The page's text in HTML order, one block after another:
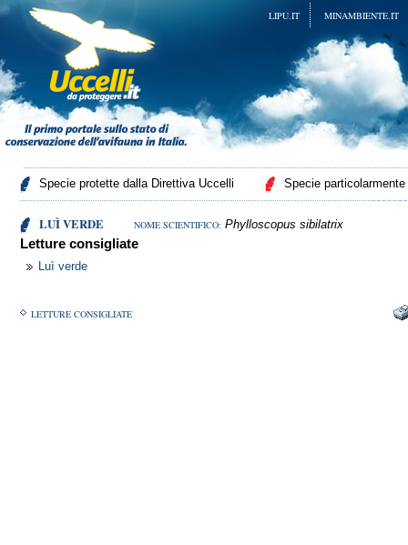
MINAMBIENTE.IT
LIPU.IT
Specie protette dalla Direttiva Uccelli Specie
LUÌ VERDE NOME SCIENTIFICO: Phylloscopus sibilatrix
Letture consigliate
Luì verde
LETTURE CONSIGLIATE